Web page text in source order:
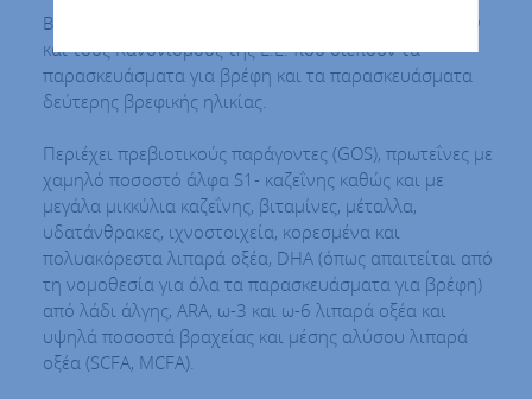
Βασισμένο στις αρχές της βιολογικής εκτροφής αιγών
και τους Κανονισμούς της Ε.Ε. που διέπουν τα
παρασκευάσματα για βρέφη και τα παρασκευάσματα
δεύτερης βρεφικής ηλικίας.
Περιέχει πρεβιοτικούς παράγοντες (GOS), πρωτεΐνες με
χαμηλό ποσοστό άλφα S1- καζεΐνης καθώς και με
μεγάλα μικκύλια καζεΐνης, βιταμίνες, μέταλλα,
υδατάνθρακες, ιχνοστοιχεία, κορεσμένα και
πολυακόρεστα λιπαρά οξέα, DHA (όπως απαιτείται από
τη νομοθεσία για όλα τα παρασκευάσματα για βρέφη)
από λάδι άλγης, ARA, ω-3 και ω-6 λιπαρά οξέα και
υψηλά ποσοστά βραχείας και μέσης αλύσου λιπαρά
οξέα (SCFA, MCFA).